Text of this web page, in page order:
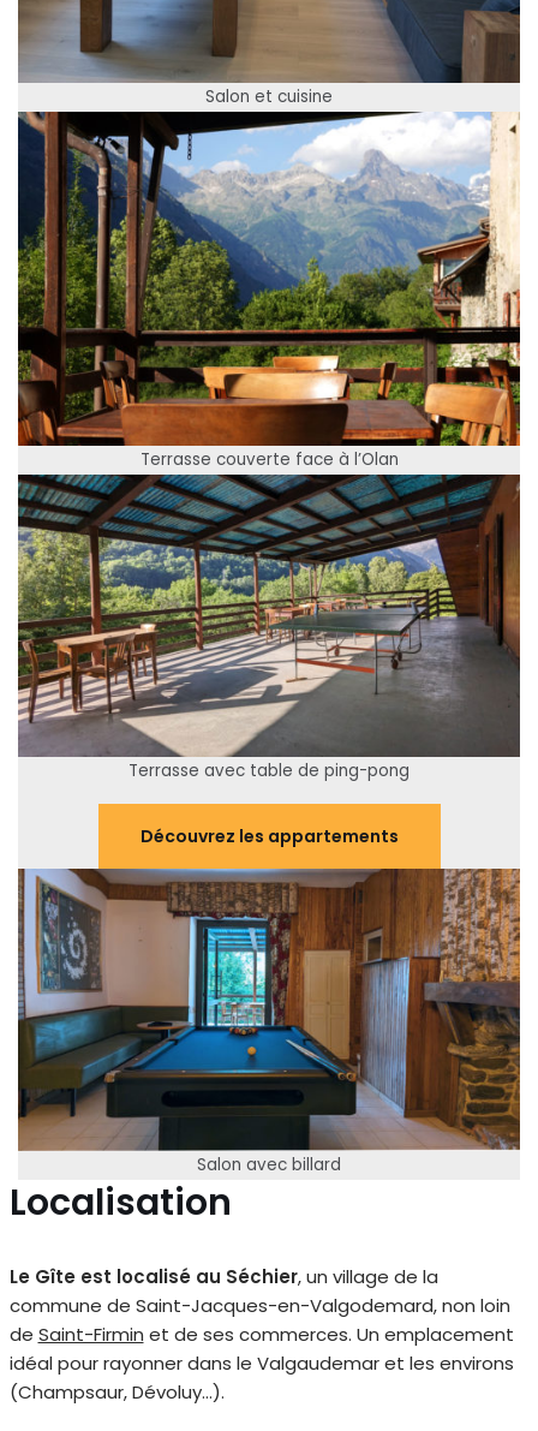
Salon et cuisine
Terrasse couverte face à l’Olan
Terrasse avec table de ping-pong
Découvrez les appartements
Salon avec billard
Localisation
Le Gîte est localisé au Séchier, un village de la
commune de Saint-Jacques-en-Valgodemard, non loin
de Saint-Firmin et de ses commerces. Un emplacement
idéal pour rayonner dans le Valgaudemar et les environs
(Champsaur, Dévoluy…).